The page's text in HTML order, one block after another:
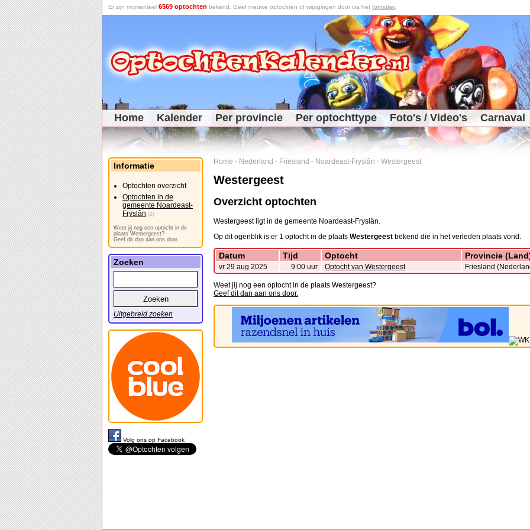
Er zijn momenteel 6569 optochten bekend. Geef nieuwe optochten of wijzigingen door via het formulier.
Home Kalender Per provincie Per optochttype Foto's / Video's Carnaval
Home - Nederland - Friesland - Noardeast-Fryslân - Westergeest
Westergeest
Overzicht optochten
Westergeest ligt in de gemeente Noardeast-Fryslân.
Op dit ogenblik is er 1 optocht in de plaats Westergeest bekend die in het verleden plaats vond.
Datum Tijd Optocht Provincie
vr 29 aug 2025 9:00 uur Optocht van Westergeest Friesland
Weet jij nog een optocht in de plaats Westergeest?
Geef dit dan aan ons door.
Informatie
Optochten overzicht
Optochten in de
gemeente Noardeast-
Fryslân (2)
Weet jij nog een optocht in de
plaats Westergeest?
Geef dit dan aan ons door.
Zoeken
Uitgebreid zoeken
Volg ons op Facebook